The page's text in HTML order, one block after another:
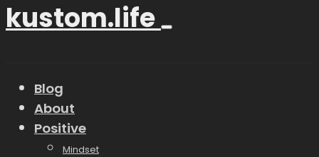
kustom.life
Blog
About
Positive
Mindset